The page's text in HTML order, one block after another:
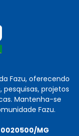
Fazu, oferecendo
projetos
Mantenha-se
Fazu.
MG